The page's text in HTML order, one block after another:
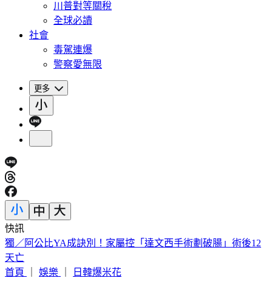
川普對等關稅
全球必讀
社會
毒駕連爆
警察愛無限
更多
快訊
BLACKPINK慶10週年！Jisoo哭了 Lisa發聲
首頁